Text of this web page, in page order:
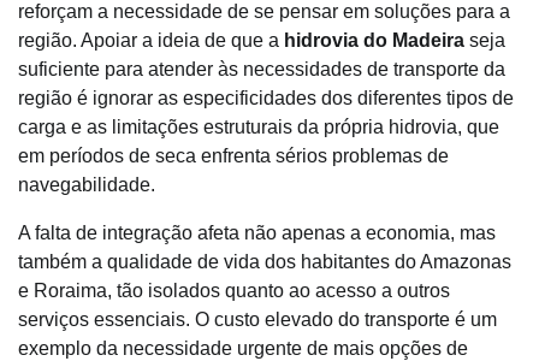
reforçam a necessidade de se pensar em soluções para a
região. Apoiar a ideia de que a hidrovia do Madeira seja
suficiente para atender às necessidades de transporte da
região é ignorar as especificidades dos diferentes tipos de
carga e as limitações estruturais da própria hidrovia, que
em períodos de seca enfrenta sérios problemas de
navegabilidade.
A falta de integração afeta não apenas a economia, mas
também a qualidade de vida dos habitantes do Amazonas
e Roraima, tão isolados quanto ao acesso a outros
serviços essenciais. O custo elevado do transporte é um
exemplo da necessidade urgente de mais opções de